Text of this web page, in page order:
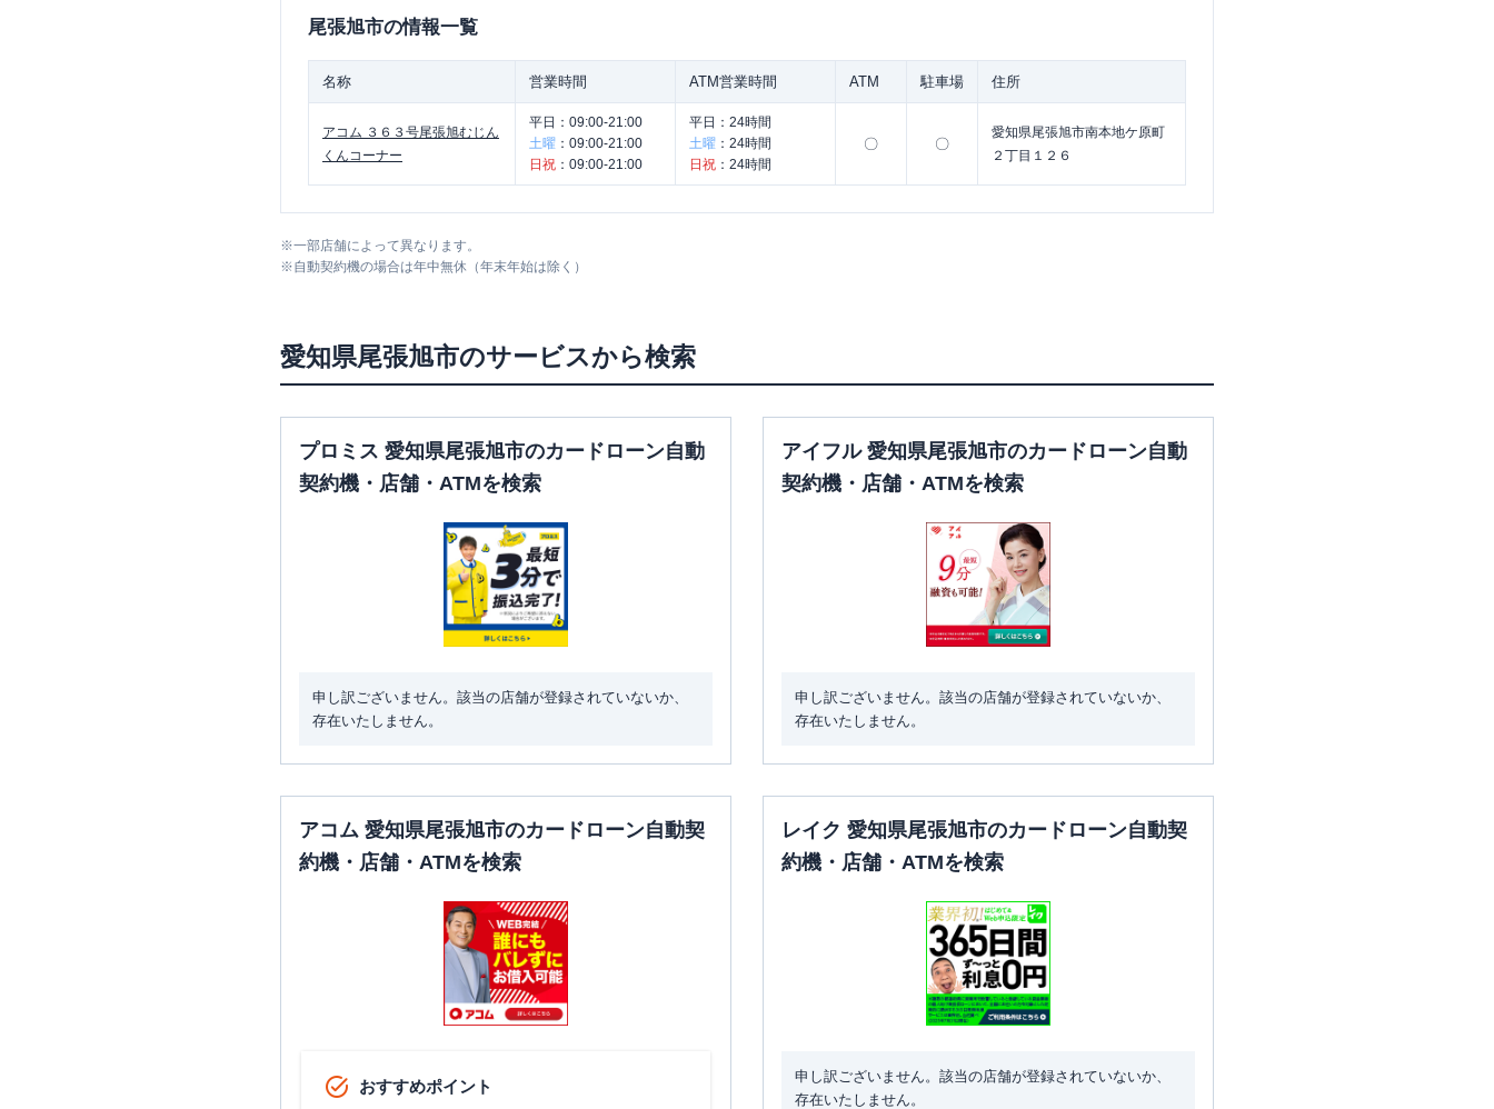
尾張旭市の情報一覧
名称 営業時間 ATM営業時間 ATM 駐車場 住所
アコム ３６３号尾張旭むじん
くんコーナー
平日： 09:00-21:00
土曜 ： 09:00-21:00
日祝 ： 09:00-21:00
平日： 24時間
土曜 ： 24時間
日祝 ： 24時間
〇 〇
愛知県尾張旭市南本地ケ原町
２丁目１２６
※一部店舗によって異なります。
※自動契約機の場合は年中無休（年末年始は除く）
愛知県尾張旭市のサービスから検索
プロミス 愛知県尾張旭市のカードローン自動
契約機・店舗・ATMを検索
申し訳ございません。該当の店舗が登録されていないか、
存在いたしません。
アイフル 愛知県尾張旭市のカードローン自動
契約機・店舗・ATMを検索
申し訳ございません。該当の店舗が登録されていないか、
存在いたしません。
アコム 愛知県尾張旭市のカードローン自動契
約機・店舗・ATMを検索
おすすめポイント
レイク 愛知県尾張旭市のカードローン自動契
約機・店舗・ATMを検索
申し訳ございません。該当の店舗が登録されていないか、
存在いたしません。